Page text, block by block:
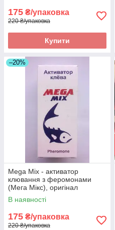
175 ₴/упаковка
220 ₴/упаковка
Купити
–20%
Mega Mix - активатор
клювання з феромонами
(Мега Мікс), оригінал
В наявності
175 ₴/упаковка
220 ₴/упаковка